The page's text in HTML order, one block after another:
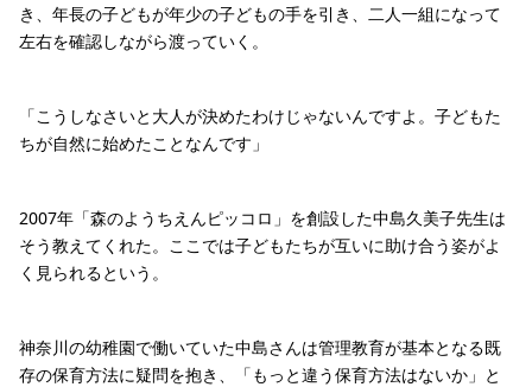
き、年長の子どもが年少の子どもの手を引き、二人一組になって
左右を確認しながら渡っていく。
「こうしなさいと大人が決めたわけじゃないんですよ。子どもた
ちが自然に始めたことなんです」
2007年「森のようちえんピッコロ」を創設した中島久美子先生は
そう教えてくれた。ここでは子どもたちが互いに助け合う姿がよ
く見られるという。
神奈川の幼稚園で働いていた中島さんは管理教育が基本となる既
存の保育方法に疑問を抱き、「もっと違う保育方法はないか」と